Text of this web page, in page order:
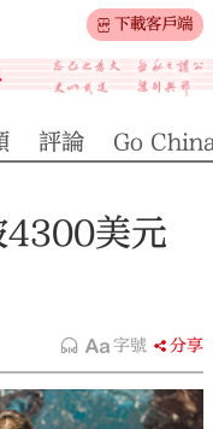
下載客戶端
評論 Go
4300美元
字號 分享